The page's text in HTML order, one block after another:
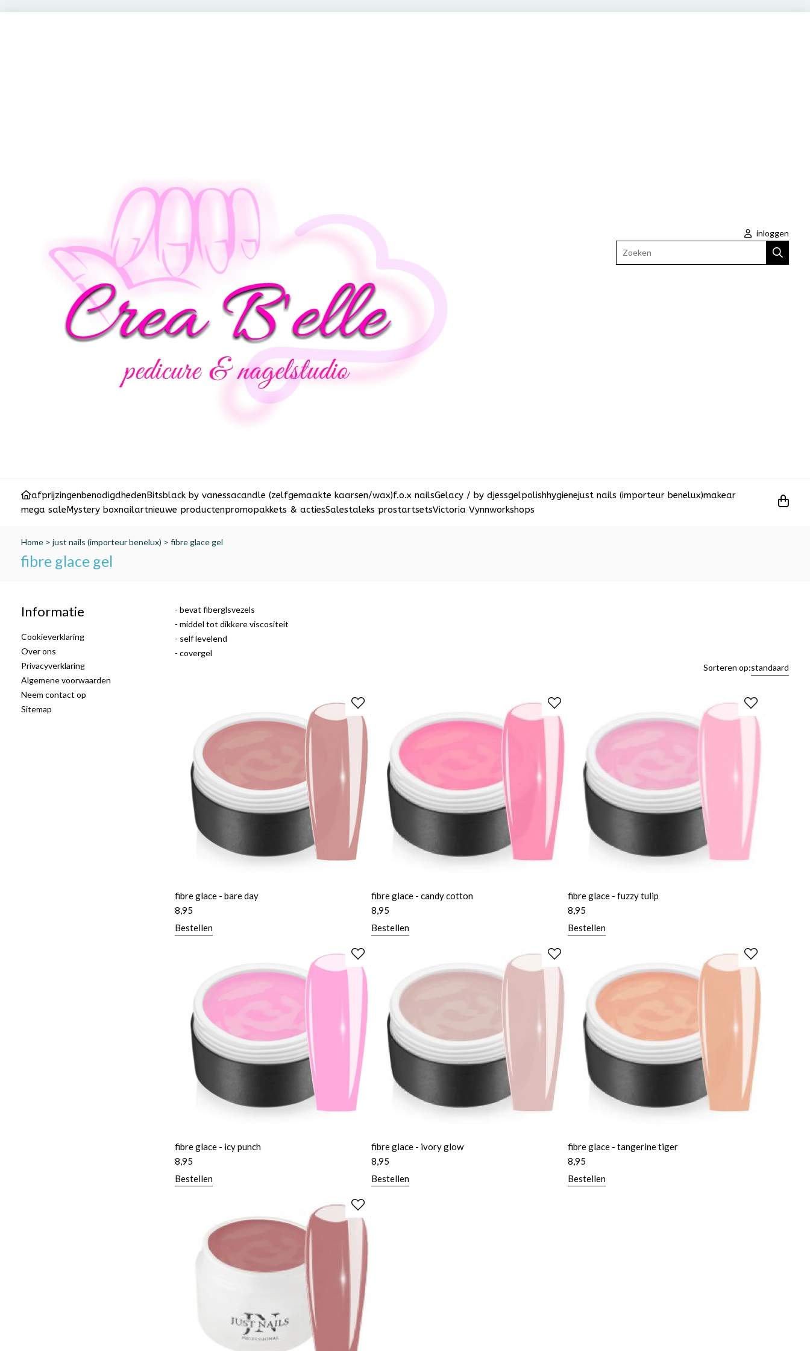
inloggen
afprijzingenbenodigdhedenBitsblack by vanessacandle (zelfgemaakte kaarsen/wax)f.o.x nailsGelacy / by djessgelpolishhygienejust nails (importeur benelux)makear
mega saleMystery boxnailartnieuwe productenpromopakkets & actiesSalestaleks prostartsetsVictoria Vynnworkshops
Home > just nails (importeur benelux) > fibre glace gel
fibre glace gel
Informatie
Cookieverklaring
Over ons
Privacyverklaring
Algemene voorwaarden
Neem contact op
Sitemap
- bevat fiberglsvezels
- middel tot dikkere viscositeit
- self levelend
- covergel
Sorteren op:standaard
fibre glace - bare day
8,95
Bestellen
fibre glace - candy cotton
8,95
Bestellen
fibre glace - fuzzy tulip
8,95
Bestellen
fibre glace - icy punch
8,95
Bestellen
fibre glace - ivory glow
8,95
Bestellen
fibre glace - tangerine tiger
8,95
Bestellen